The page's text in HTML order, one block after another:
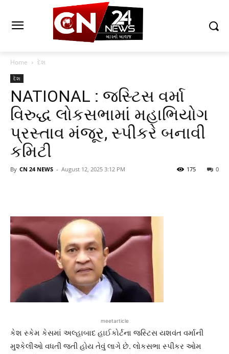
Home દેશ
દેશ
NATIONAL : જસ્ટિસ વર્મા
વિરુદ્ધ લોકસભામાં મહાભિયોગ
પ્રસ્તાવ મંજૂર, સ્પીકરે બનાવી
કમિટી
By CN 24 NEWS - August 12, 2025 3:12 PM 0
175
meetarticle
કેશ સ્કેમ કેસમાં અલ્હાબાદ હાઈકોર્ટના જસ્ટિસ યશવંત વર્માની
મુશ્કેલીઓ વધતી જતી હોય તેવું લાગે છે. લોકસભા સ્પીકર ઓમ